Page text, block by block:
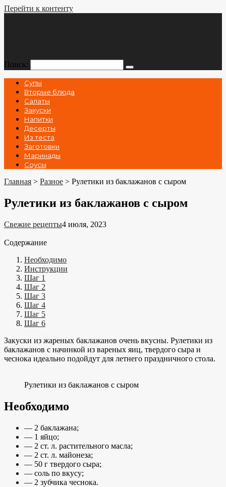
Перейти к контенту
Поиск:
Супы
Вторые блюда
Салаты
Закуски
Напитки
Десерты
Из теста
Заготовки
Маринады
Соусы
Главная > Разное > Рулетики из баклажанов с сыром
Рулетики из баклажанов с сыром
Свежие рецепты4 июля, 2023
Содержание
Необходимо
Инструкции
Шаг 1
Шаг 2
Шаг 3
Шаг 4
Шаг 5
Шаг 6
Закуски из жареных баклажанов очень вкусны. Рулетики из
баклажанов с начинкой из вареных яиц, твердого сыра и
чеснока идеально подойдут для летнего праздничного стола.
Рулетики из баклажанов с сыром
Необходимо
— 2 баклажана;
— 1 яйцо;
— 2 ст. л. растительного масла;
— 2 ст. л. майонеза;
— 50 г твердого сыра;
— соль по вкусу;
— 2 зубчика чеснока.